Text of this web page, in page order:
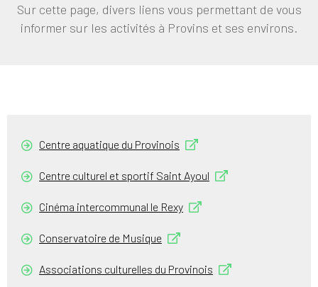
Sur cette page, divers liens vous permettant de vous
informer sur les activités à Provins et ses environs.
Centre aquatique du Provinois
Centre culturel et sportif Saint Ayoul
Cinéma intercommunal le Rexy
Conservatoire de Musique
Associations culturelles du Provinois